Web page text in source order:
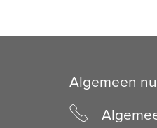
Algemeen